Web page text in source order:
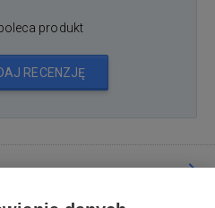
produkt
RECENZJĘ